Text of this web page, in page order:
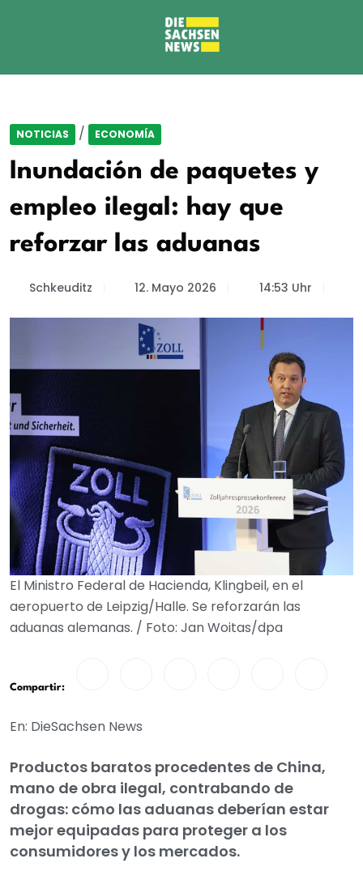
NOTICIAS / ECONOMÍA
Inundación de paquetes y
empleo ilegal: hay que
reforzar las aduanas
Schkeuditz 12. Mayo 2026 14:53 Uhr
El Ministro Federal de Hacienda, Klingbeil, en el
aeropuerto de Leipzig/Halle. Se reforzarán las
aduanas alemanas. / Foto: Jan Woitas/dpa
Compartir:
En: DieSachsen News
Productos baratos procedentes de China,
mano de obra ilegal, contrabando de
drogas: cómo las aduanas deberían estar
mejor equipadas para proteger a los
consumidores y los mercados.